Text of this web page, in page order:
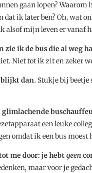
gaan lopen?
dat ik later ben? Oh, wat
alsof mijn leven er vanaf
zie ik de bus die al weg
Niet tot ik zit en zeker
blijkt dan. Stukje bij
een leuke
omdat ik een bus
me door: je hebtgeen
maar voor je